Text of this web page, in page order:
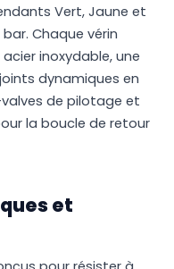
Vert, Jaune et
Chaque vérin
inoxydable, une
dynamiques en
valves de pilotage et
la boucle de retour
et